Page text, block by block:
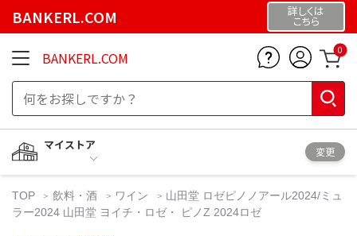
BANKERL.COM 詳しくは
こちら
BANKERL.COM 0
マイストア
変更
TOP 飲料・酒 ワイン
山田堂 ロゼピノノアール2024/ミュ
ラー2024 山田堂 ヨイチ・ロゼ・ ピノZ 2024ロゼ